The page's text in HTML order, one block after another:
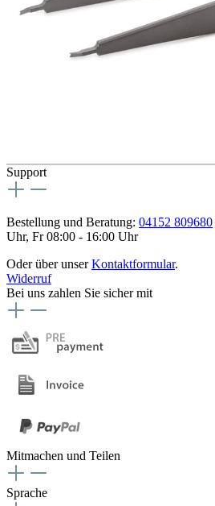
Support
Bestellung und Beratung: 04152 809680
Uhr, Fr 08:00 - 16:00 Uhr
Oder über unserKontaktformular.
Widerruf
Bei uns zahlen Sie sicher mit
Mitmachen und Teilen
Sprache